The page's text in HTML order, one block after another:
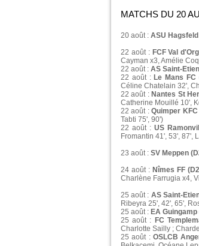
MATCHS DU 20
20 août : ASU
22 août : FCF Val
Cayman x3, Amélie
22 août : AS Saint-
22 août : Le Mans
Céline Chatelain 32',
22 août : Nantes St
Catherine Mouillé 10',
22 août :Quimper
Tabti 75', 90')
22 août :US
Fromantin 41', 53', 87',
23 août : SV Meppen
24 août : Nîmes FF
Charlène Farrugia x4,
25 août : AS Saint-
Ribeyra 25', 42', 65',
25 août : EA
25 août : FC
Charlotte Sailly ;
25 août : OSLCB